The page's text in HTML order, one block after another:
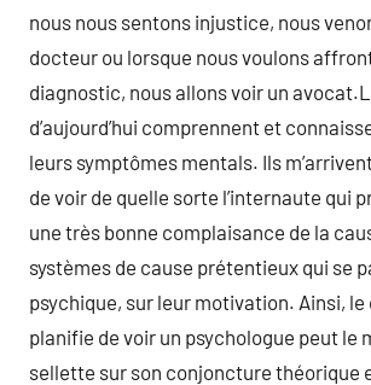
nous nous sentons injustice, nous
docteur ou lorsque nous voulons
diagnostic, nous allons voir un
d’aujourd’hui comprennent et
leurs symptômes mentals. Ils
de voir de quelle sorte l’internaute qui
une très bonne complaisance de la
systèmes de cause prétentieux qui se
psychique, sur leur motivation. Ainsi, le
planifie de voir un psychologue peut le
sellette sur son conjoncture théorique